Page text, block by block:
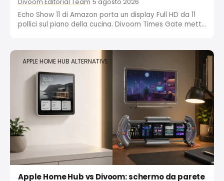
Divoom Editorial Team 5 agosto 2026
Echo Show 11 di Amazon porta un display Full HD da 11
pollici sul piano della cucina. Divoom Times Gate mette
il tuo spazio di...
APPLE HOME HUB ALTERNATIVE
Apple Home Hub vs Divoom: schermo da parete